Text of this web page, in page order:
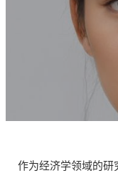
作为经济学领域的